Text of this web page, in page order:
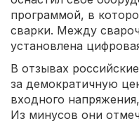
программой, в
сварки. Между
установлена
В отзывах
за демократичную
входного
Из минусов они